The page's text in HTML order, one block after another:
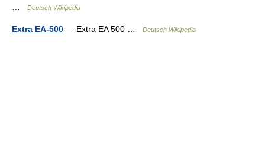
Deutsch Wikipedia
Extra EA-500 — Extra EA 500 … Deutsch Wikipedia